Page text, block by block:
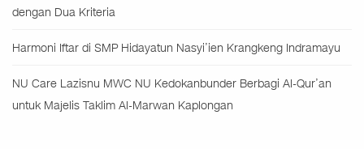
dengan Dua Kriteria
Harmoni Iftar di SMP Hidayatun Nasyi’ien Krangkeng Indramayu
NU Care Lazisnu MWC NU Kedokanbunder Berbagi Al-Qur’an
untuk Majelis Taklim Al-Marwan Kaplongan